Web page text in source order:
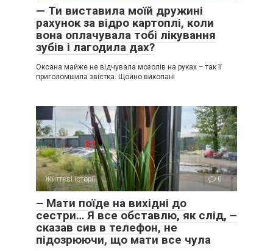
— Ти виставила моїй дружині
рахунок за відро картоплі, коли
вона оплачувала тобі лікування
зубів і лагодила дах?
Оксана майже не відчувала мозолів на руках – так її
приголомшила звістка. Щойно викопані
Життєві історії 0
– Мати поїде на вихідні до
сестри… Я все обставлю, як слід, –
сказав сив в телефон, не
підозрюючи, що мати все чула